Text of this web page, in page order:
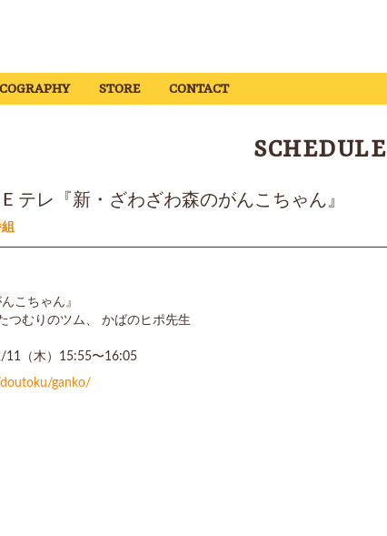
STORE CONTACT
SCHEDULE
テレ『新・ざわざわ森のがんこちゃん』
こちゃん』
つむりのツム、 かばのヒポ先生
（木）15:55〜16:05
ganko/